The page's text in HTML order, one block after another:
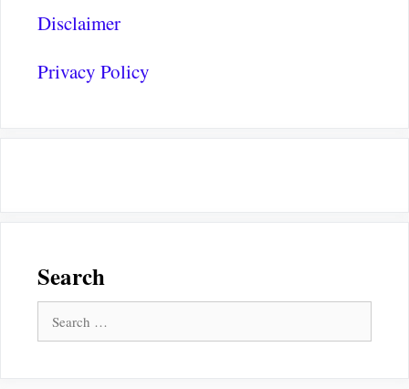
Disclaimer
Privacy Policy
Search
Search
for: